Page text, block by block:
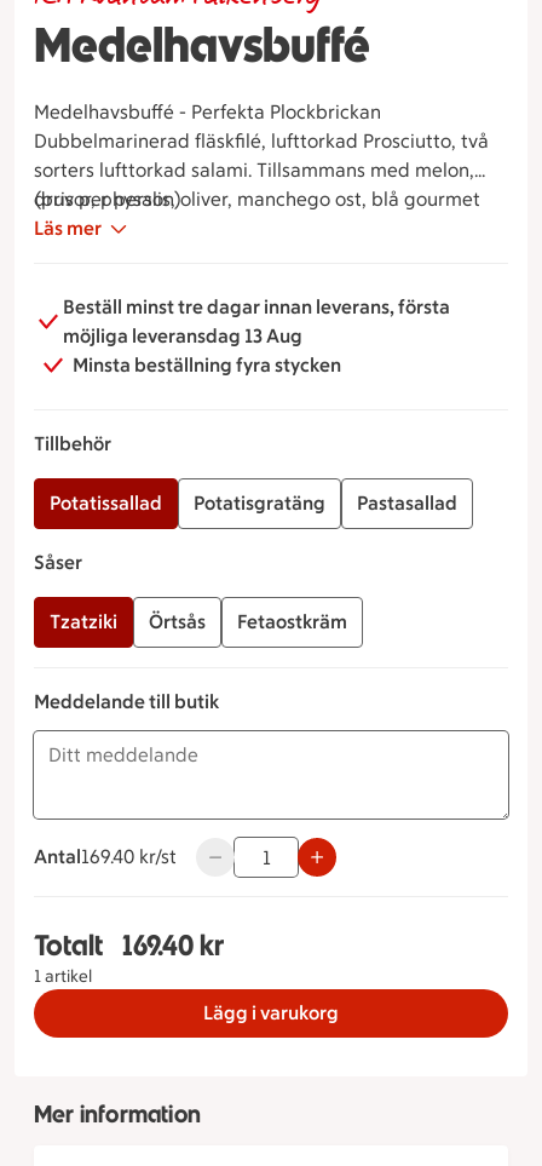
Medelhavsbuffé
Medelhavsbuffé - Perfekta Plockbrickan
Dubbelmarinerad fläskfilé, lufttorkad Prosciutto, två
sorters lufttorkad salami. Tillsammans med melon,
druvor, physalis, oliver, manchego ost, blå gourmet
ost, pajsnitt, grissini, pain riche, valfri sås och ett av
(pris per person)
Läs mer
Beställ minst tre dagar innan leverans, första
möjliga leveransdag 13 Aug
Minsta beställning fyra stycken
Tillbehör
Potatissallad Potatisgratäng Pastasallad
Såser
Tzatziki Örtsås Fetaostkräm
Meddelande till butik
Antal
169.40 kronor styck
169.40 kr/st Använd knapparna för att minska
Totalt
1 artikel
Totalt 1 stycken Medelhavsbuffé Tillbehör
169.40 kr
Lägg i varukorg
Mer information